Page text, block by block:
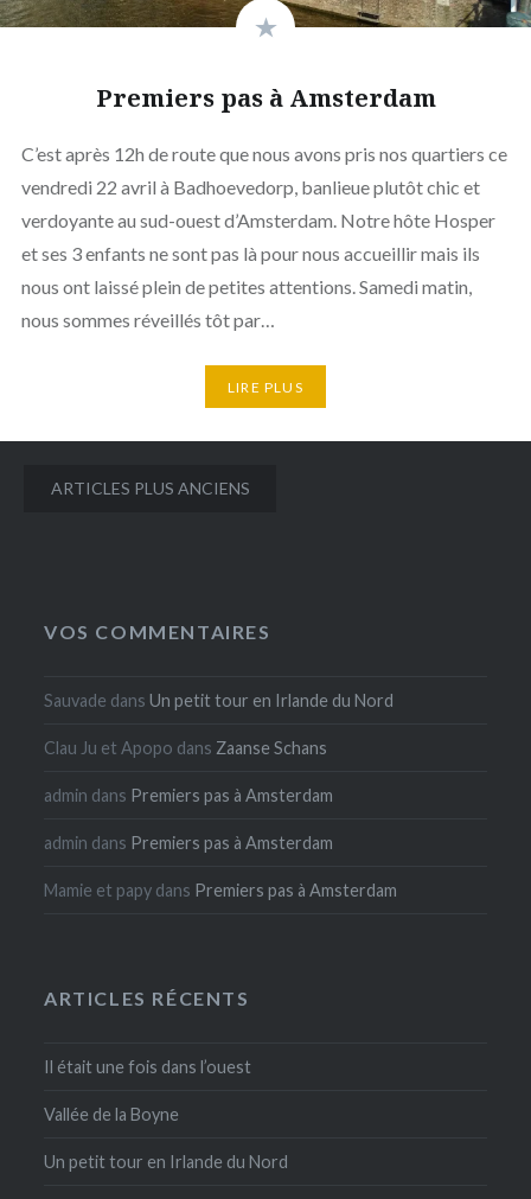
Premiers pas à Amsterdam
C’est après 12h de route que nous avons pris nos quartiers ce
vendredi 22 avril à Badhoevedorp, banlieue plutôt chic et
verdoyante au sud-ouest d’Amsterdam. Notre hôte Hosper
et ses 3 enfants ne sont pas là pour nous accueillir mais ils
nous ont laissé plein de petites attentions. Samedi matin,
nous sommes réveillés tôt par…
LIRE PLUS
Navigation
ARTICLES PLUS ANCIENS
VOS COMMENTAIRES
Sauvade dansUn petit tour en Irlande du Nord
Clau Ju et Apopo dans Zaanse Schans
admin dans Premiers pas à Amsterdam
admin dans Premiers pas à Amsterdam
Mamie et papy dans Premiers pas à Amsterdam
ARTICLES RÉCENTS
Il était une fois dans l’ouest
Vallée de la Boyne
Un petit tour en Irlande du Nord